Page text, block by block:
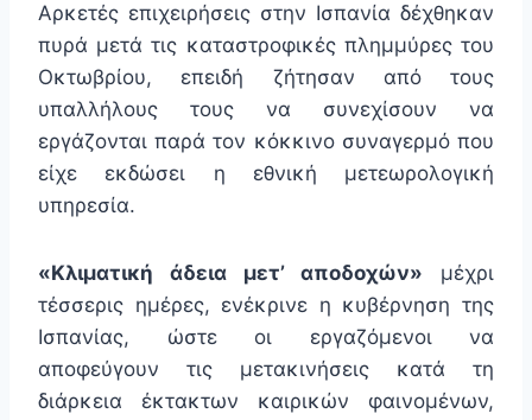
Αρκετές επιχειρήσεις στην Ισπανία δέχθηκαν
πυρά μετά τις καταστροφικές πλημμύρες του
Οκτωβρίου, επειδή ζήτησαν από τους
υπαλλήλους τους να συνεχίσουν να
εργάζονται παρά τον κόκκινο συναγερμό που
είχε εκδώσει η εθνική μετεωρολογική
υπηρεσία.
«Κλιματική άδεια μετ’ αποδοχών» μέχρι
τέσσερις ημέρες, ενέκρινε η κυβέρνηση της
Ισπανίας, ώστε οι εργαζόμενοι να
αποφεύγουν τις μετακινήσεις κατά τη
διάρκεια έκτακτων καιρικών φαινομένων,